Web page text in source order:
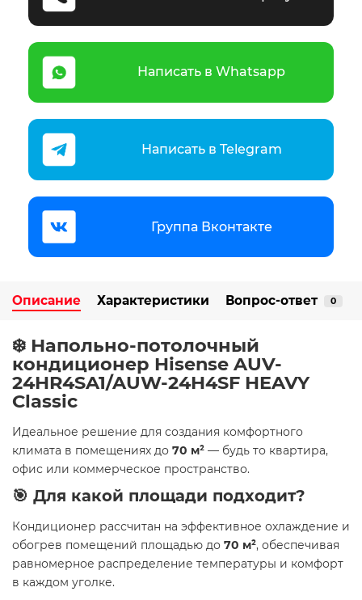
Написать в Whatsapp
Написать в Telegram
Группа Вконтакте
Описание Характеристики Вопрос-ответ 0
❄️ Напольно-потолочный
кондиционер Hisense AUV-
24HR4SA1/AUW-24H4SF HEAVY
Classic
Идеальное решение для создания комфортного
климата в помещениях до 70 м² — будь то квартира,
офис или коммерческое пространство.
🎯 Для какой площади подходит?
Кондиционер рассчитан на эффективное охлаждение и
обогрев помещений площадью до 70 м², обеспечивая
равномерное распределение температуры и комфорт
в каждом уголке.